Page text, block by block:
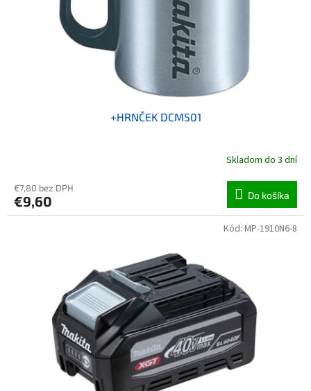
+HRNČEK DCM501
Skladom do 3 dní
€7,80 bez DPH
€9,60 Do košíka
Kód: MP-1910N6-8